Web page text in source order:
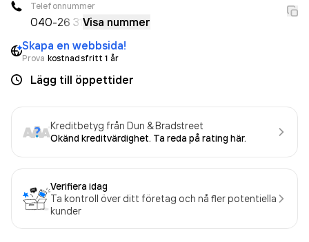
Telefonnummer
040-26 31 Visa nummer
Skapa en webbsida!
Prova kostnadsfritt 1 år
Lägg till öppettider
Kreditbetyg från Dun & Bradstreet
Okänd kreditvärdighet. Ta reda på rating här.
Verifiera idag
Ta kontroll över ditt företag och nå fler potentiella
kunder